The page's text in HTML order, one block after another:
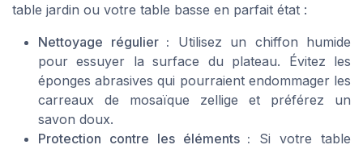
table jardin ou votre table basse en parfait état :
Nettoyage régulier : Utilisez un chiffon humide
pour essuyer la surface du plateau. Évitez les
éponges abrasives qui pourraient endommager les
carreaux de mosaïque zellige et préférez un
savon doux.
Protection contre les éléments : Si votre table